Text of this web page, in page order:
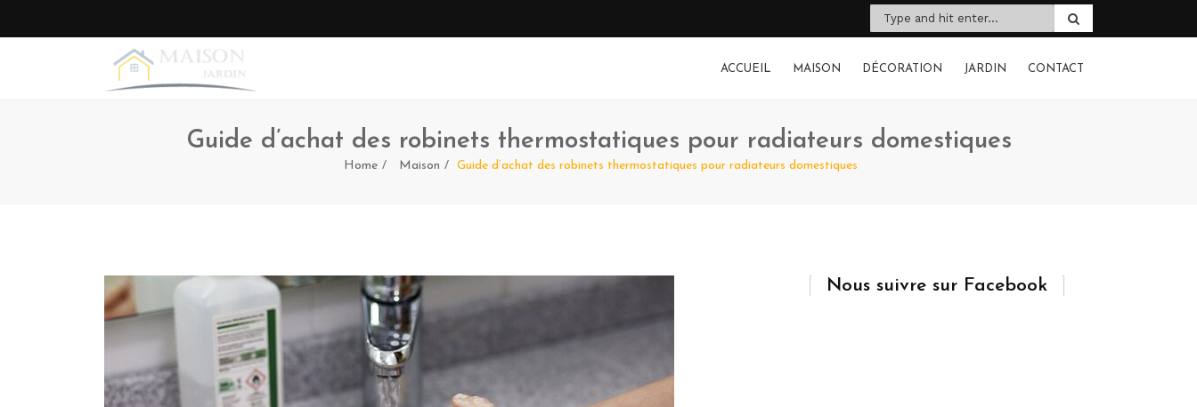
ACCUEIL MAISON DÉCORATION JARDIN CONTACT
Guide d’achat des robinets thermostatiques pour radiateurs domestiques
Home Maison Guide d’achat des robinets thermostatiques pour radiateurs domestiques
Nous suivre sur Facebook